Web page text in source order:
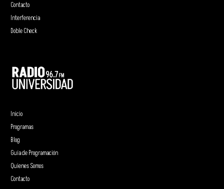
Contacto
Interferencia
Doble Check
Inicio
Programas
Blog
Guía de Programación
Quienes Somos
Contacto